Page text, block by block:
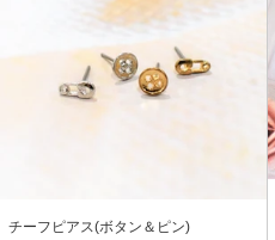
チーフピアス(ボタン＆ピン)